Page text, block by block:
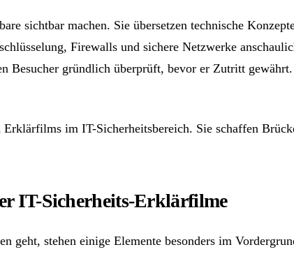
sichtbar machen. Sie übersetzen technische
Firewalls und sichere Netzwerke
Besucher gründlich überprüft, bevor er Zutritt
im IT-Sicherheitsbereich. Sie schaffen
IT-Sicherheits-Erklärfilme
geht, stehen einige Elemente besonders im